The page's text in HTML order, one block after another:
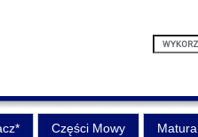
Części Mowy Matura